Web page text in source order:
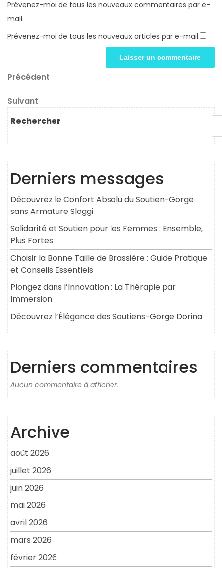
Prévenez-moi de tous les nouveaux commentaires par e-
mail.
Prévenez-moi de tous les nouveaux articles par e-mail.
Navigation
de
l’article
Article
Précédent
Article
suivant
Suivant
Rechercher
Derniers messages
Découvrez le Confort Absolu du Soutien-Gorge
sans Armature Sloggi
Solidarité et Soutien pour les Femmes : Ensemble,
Plus Fortes
Choisir la Bonne Taille de Brassière : Guide Pratique
et Conseils Essentiels
Plongez dans l’Innovation : La Thérapie par
Immersion
Découvrez l’Élégance des Soutiens-Gorge Dorina
Derniers commentaires
Aucun commentaire à afficher.
Archive
août 2026
juillet 2026
juin 2026
mai 2026
avril 2026
mars 2026
février 2026